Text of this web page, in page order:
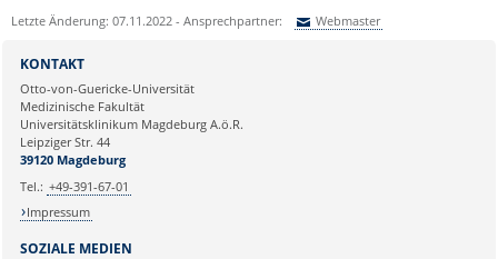
Letzte Änderung: 07.11.2022 - Ansprechpartner: Webmaster
Ihre E-Mailadresse:
Ihr Anliegen:
SOZIALE MEDIEN
KONTAKT
Otto-von-Guericke-Universität
Medizinische Fakultät
Universitätsklinikum Magdeburg A.ö.R.
Leipziger Str. 44
39120 Magdeburg
Tel.: +49-391-67-01
Impressum